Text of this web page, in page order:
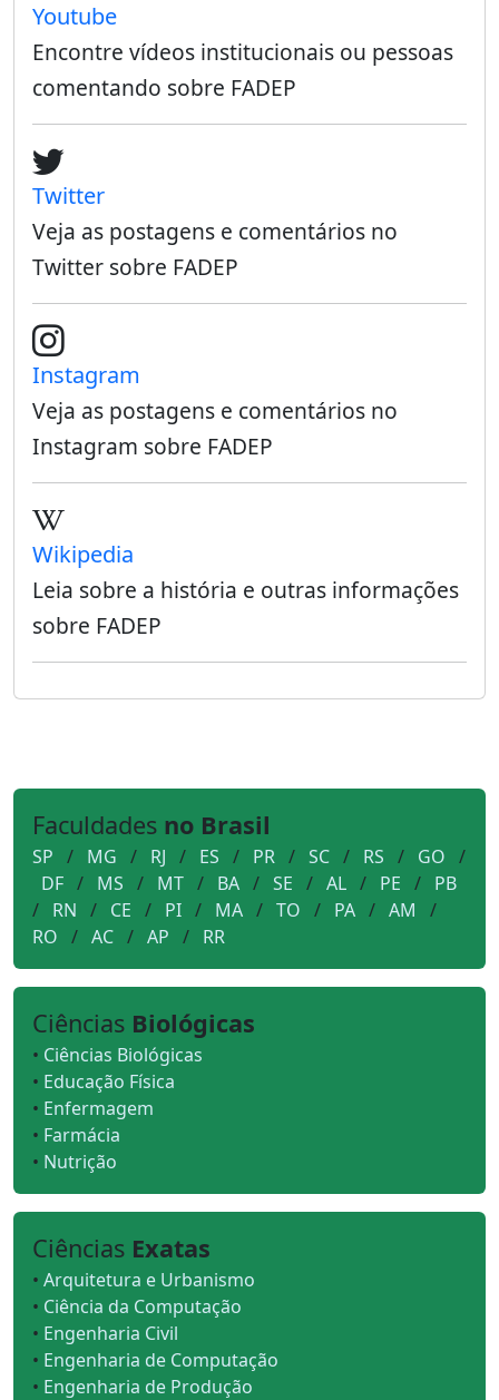
Youtube
Encontre vídeos institucionais ou pessoas
comentando sobre FADEP
Twitter
Veja as postagens e comentários no
Twitter sobre FADEP
Instagram
Veja as postagens e comentários no
Instagram sobre FADEP
Wikipedia
Leia sobre a história e outras informações
sobre FADEP
Faculdades no Brasil
SP / MG / RJ / ES / PR / SC / RS / GO /
DF / MS / MT / BA / SE / AL / PE / PB
/ RN / CE / PI / MA / TO / PA / AM /
RO / AC / AP / RR
Ciências Biológicas
• Ciências Biológicas
• Educação Física
• Enfermagem
• Farmácia
• Nutrição
Ciências Exatas
• Arquitetura e Urbanismo
• Ciência da Computação
• Engenharia Civil
• Engenharia de Computação
• Engenharia de Produção